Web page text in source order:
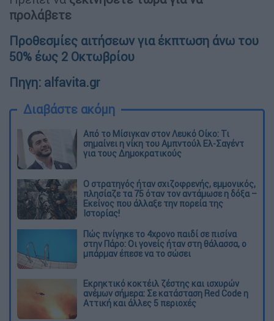
προλάβετε
Προθεσμίες αιτήσεων για έκπτωση άνω του
50% έως 2 Οκτωβρίου
Πηγη: alfavita.gr
Διαβάστε ακόμη
Από το Μίσιγκαν στον Λευκό Οίκο: Τι
σημαίνει η νίκη του Αμπντούλ Ελ-Σαγέντ
για τους Δημοκρατικούς
O στρατηγός ήταν σχιζοφρενής, εμμονικός,
πλησίαζε τα 75 όταν τον αντάμωσε η δόξα –
Εκείνος που άλλαξε την πορεία της
Ιστορίας!
Πώς πνίγηκε το 4χρονο παιδί σε πισίνα
στην Πάρο: Οι γονείς ήταν στη θάλασσα, ο
μπάρμαν έπεσε να το σώσει
Εκρηκτικό κοκτέιλ ζέστης και ισχυρών
ανέμων σήμερα: Σε κατάσταση Red Code η
Αττική και άλλες 5 περιοχές